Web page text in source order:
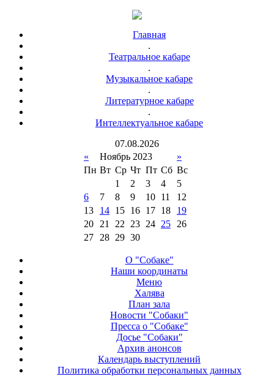
Главная
.
Театральное кабаре
.
Музыкальное кабаре
.
Литературное кабаре
.
Интеллектуальное кабаре
07.08.2026
«
Ноябрь 2023
»
Пн Вт Ср Чт Пт Сб Вс
1
2 3 4
5
6
7 8 9 10 11
12
13
14 15 16 17 18
19
20
21 22 23 24 25
26
27
28 29 30
О "Собаке"
Наши координаты
Меню
Халява
План зала
Новости "Собаки"
Пресса о "Собаке"
Досье "Собаки"
Архив анонсов
Календарь выступлений
Политика обработки персональных данных